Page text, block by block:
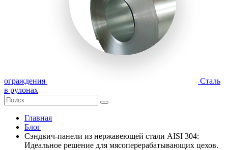
ограждения
Сталь
в рулонах
Главная
Блог
Сэндвич-панели из нержавеющей стали AISI 304:
Идеальное решение для мясоперерабатывающих цехов.